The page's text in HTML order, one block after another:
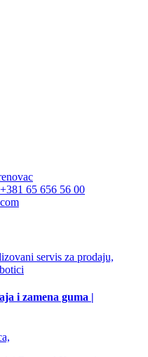
65 656 56 00
i zamena guma |